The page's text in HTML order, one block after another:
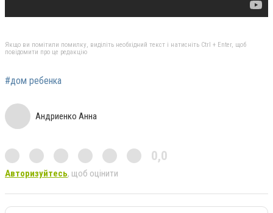
Якщо ви помітили помилку, виділіть необхідний текст і натисніть Ctrl + Enter, щоб
повідомити про це редакцію
#дом ребенка
Андриенко Анна
0,0
Авторизуйтесь, щоб оцінити